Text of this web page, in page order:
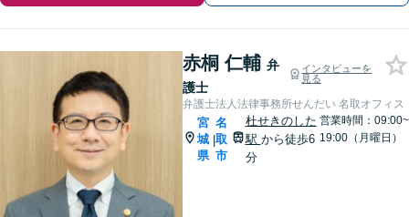
赤桐 仁輔 弁
護士
インタビューを
見る
弁護士法人法律事務所せんだい 名取オフィス
宮
城
県
|
名
取
市
杜せきのした
駅 から徒歩6
分
営業時間：09:00~
19:00（月曜日）